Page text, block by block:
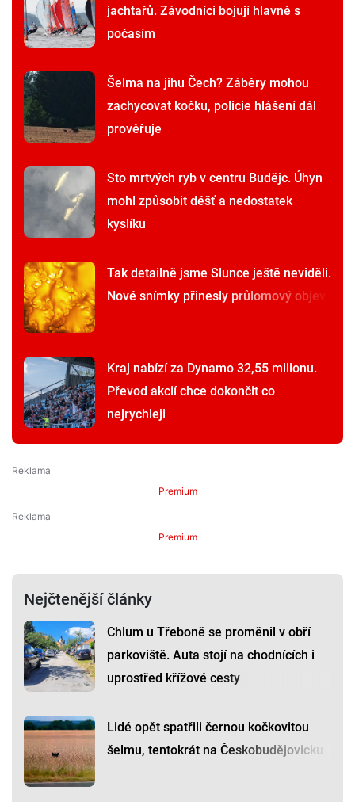
jachtařů. Závodníci bojují hlavně s
počasím
Šelma na jihu Čech? Záběry mohou
zachycovat kočku, policie hlášení dál
prověřuje
Sto mrtvých ryb v centru Budějc. Úhyn
mohl způsobit déšť a nedostatek
kyslíku
Tak detailně jsme Slunce ještě neviděli.
Nové snímky přinesly průlomový objev
Kraj nabízí za Dynamo 32,55 milionu.
Převod akcií chce dokončit co
nejrychleji
Premium
Premium
Nejčtenější články
Chlum u Třeboně se proměnil v obří
parkoviště. Auta stojí na chodnících i
uprostřed křížové cesty
Lidé opět spatřili černou kočkovitou
šelmu, tentokrát na Českobudějovicku